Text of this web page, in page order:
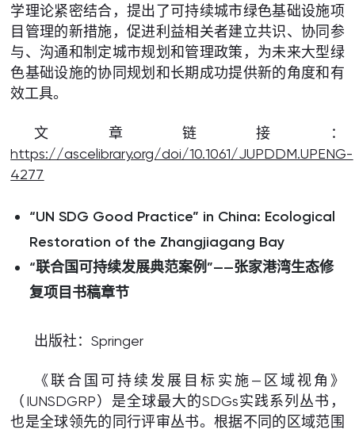
学理论紧密结合，提出了可持续城市绿色基础设施项
目管理的新措施，促进利益相关者建立共识、协同参
与、沟通和制定城市规划和管理政策，为未来大型绿
色基础设施的协同规划和长期成功提供新的角度和有
效工具。
文章链接：
https://ascelibrary.org/doi/10.1061/JUPDDM.UPENG-
4277
“UN SDG Good Practice” in China: Ecological
Restoration of the Zhangjiagang Bay
“联合国可持续发展典范案例”——张家港湾生态修
复项目书稿章节
出版社：Springer
《联合国可持续发展目标实施—区域视角》
（IUNSDGRP）是全球最大的SDGs实践系列丛书，
也是全球领先的同行评审丛书。根据不同的区域范围